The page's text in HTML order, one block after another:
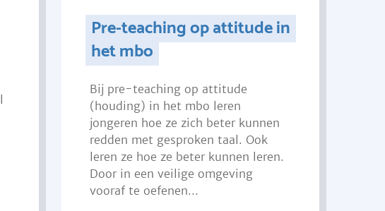
Pre-teaching op attitude in
het mbo
Bij pre-teaching op attitude
(houding) in het mbo leren
jongeren hoe ze zich beter kunnen
redden met gesproken taal. Ook
leren ze hoe ze beter kunnen leren.
Door in een veilige omgeving
vooraf te oefenen...